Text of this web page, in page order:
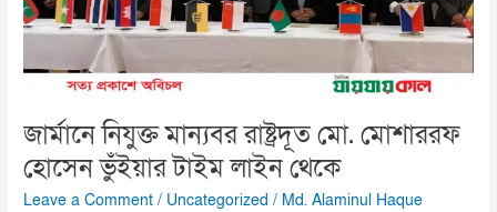
জার্মানে নিযুক্ত মান্যবর রাষ্ট্রদূত মো. মোশাররফ
হোসেন ভুঁইয়ার টাইম লাইন থেকে
Leave a Comment / Uncategorized / Md. Alaminul Haque
হোসেন
ভুঁইয়ার
টাইম